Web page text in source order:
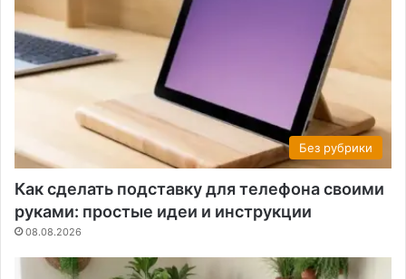
Без рубрики
Как сделать подставку для телефона своими
руками: простые идеи и инструкции
08.08.2026